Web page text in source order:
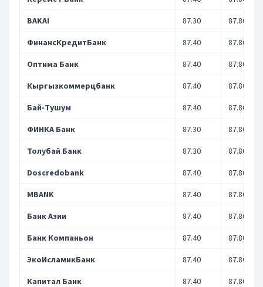
BAKAI 87.30 87.80
ФинансКредитБанк 87.40 87.80
Оптима Банк 87.40 87.80
Кыргызкоммерцбанк 87.40 87.80
Бай-Тушум 87.40 87.80
ФИНКА Банк 87.30 87.80
Толубай Банк 87.30 87.80
Doscredobank 87.40 87.80
MBANK 87.40 87.80
Банк Азии 87.40 87.80
Банк Компаньон 87.40 87.80
ЭкоИсламикБанк 87.40 87.80
Капитал Банк 87.40 87.80